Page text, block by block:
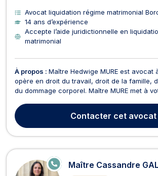
Avocat liquidation régime matrimonial
14 ans d’expérience
Accepte l’aide juridictionnelle en
matrimonial
À propos : Maître Hedwige MURE est avocat
opère en droit du travail, droit de la famille,
du dommage corporel. Maître MURE met à
défendre aussi bien les intérêts de
salarié. Elle intervient en amont pour...
Contacter cet avocat
Maître Cassandre
E
N